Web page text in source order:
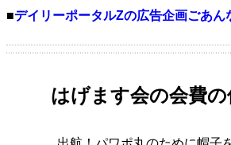
■デイリーポータルZの広告企画ごあん
はげます会の会費